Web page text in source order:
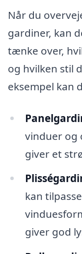
Når du
gardiner, kan
tænke over,
og hvilken stil
eksempel kan
vinduer og
giver et
kan
giver god